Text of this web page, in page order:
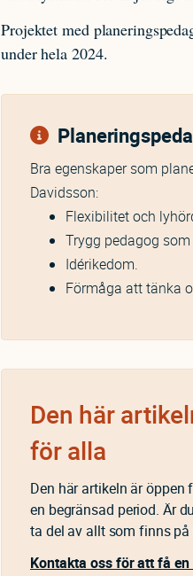
Projektet med
under hela 2024.
Bra egenskaper som
Davidsson:
Flexibilitet och
Trygg pedagog
Idérikedom.
Förmåga att tänka
Den här
för alla
Den här artikeln är öppen
en begränsad period. Är
ta del av allt som finns
Kontakta oss för att få